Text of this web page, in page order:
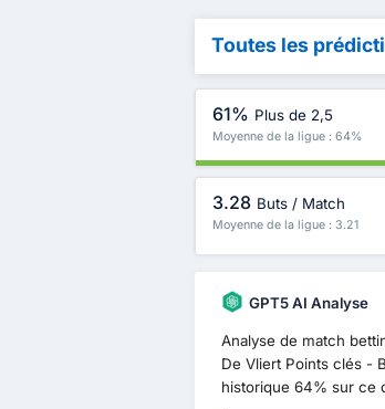
Toutes les
61% Plus de 2,5
Moyenne de la ligue : 64%
3.28 Buts / Match
Moyenne de la ligue : 3.21
GPT5 AI Analyse
Analyse de match
De Vliert Points clés -
historique 64% sur ce